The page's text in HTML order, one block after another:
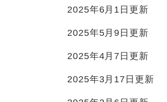
2025年6月1日更新
2025年5月9日更新
2025年4月7日更新
2025年3月17日更新